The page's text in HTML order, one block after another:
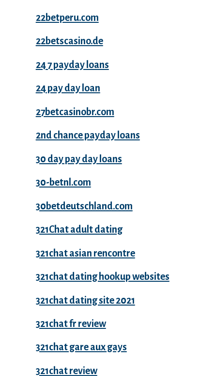
22betperu.com
22betscasino.de
24 7 payday loans
24 pay day loan
27betcasinobr.com
2nd chance payday loans
30 day pay day loans
30-betnl.com
30betdeutschland.com
321Chat adult dating
321chat asian rencontre
321chat dating hookup websites
321chat dating site 2021
321chat fr review
321chat gare aux gays
321chat review